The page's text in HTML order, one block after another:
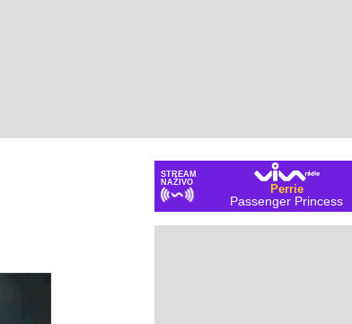
STREAM
NAŽIVO
Perrie
Passenger Princess